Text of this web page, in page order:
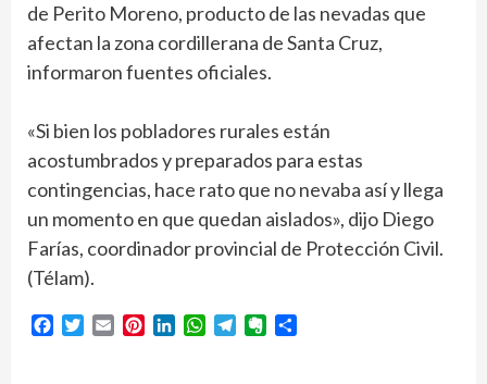
de Perito Moreno, producto de las nevadas que
afectan la zona cordillerana de Santa Cruz,
informaron fuentes oficiales.
«Si bien los pobladores rurales están
acostumbrados y preparados para estas
contingencias, hace rato que no nevaba así y llega
un momento en que quedan aislados», dijo Diego
Farías, coordinador provincial de Protección Civil.
(Télam).
Facebook
Twitter
Email PinterestLinkedInWhatsApp
TelegramEvernote